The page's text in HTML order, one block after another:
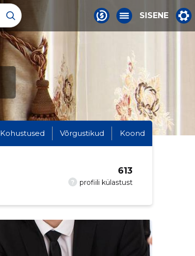
SISENE
Kohustused Võrgustikud Koond
? profiili külastust
613